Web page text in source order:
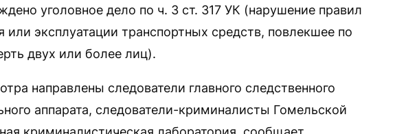
уголовное дело по ч. 3 ст. 317 УК (нарушение правил
эксплуатации транспортных средств, повлекшее по
двух или более лиц).
направлены следователи главного следственного
аппарата, следователи-криминалисты Гомельской